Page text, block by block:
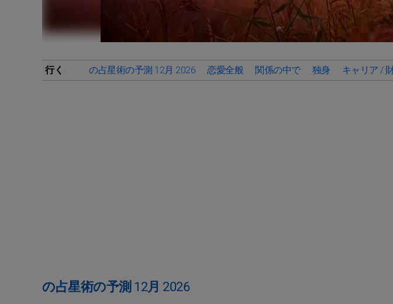
行く の占星術の予測 12月 2026 恋愛全般 関係の中で 独身 キャリア /
の占星術の予測 12月 2026